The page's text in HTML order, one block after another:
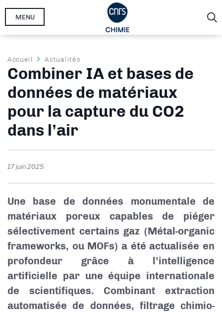
Aller
MENU
Fil
d'Ariane
Accueil Actualités
Combiner IA et bases de
données de matériaux
pour la capture du CO2
dans l’air
17 juin 2025
Une base de données monumentale de
matériaux poreux capables de piéger
sélectivement certains gaz (Métal-organic
frameworks, ou MOFs) a été actualisée en
profondeur grâce à l’intelligence
artificielle par une équipe internationale
de scientifiques. Combinant extraction
automatisée de données, filtrage chimio-